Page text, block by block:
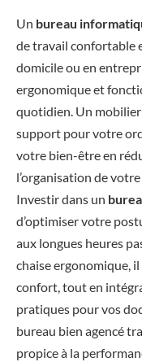
Un bureau
de travail confortable
domicile ou en
ergonomique et
quotidien. Un
support pour votre
votre bien-être en
l’organisation de
Investir dans un
d’optimiser votre
aux longues heures
chaise ergonomique,
confort, tout en
pratiques pour vos
bureau bien agencé
propice à la